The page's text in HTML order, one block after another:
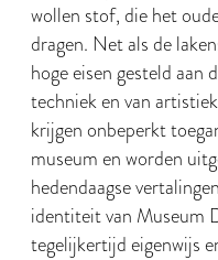
wollen stof, die het
dragen. Net als de
hoge eisen gesteld aan
techniek en van
krijgen onbeperkt
museum en worden
hedendaagse
identiteit van Museum
tegelijkertijd eigenwijs